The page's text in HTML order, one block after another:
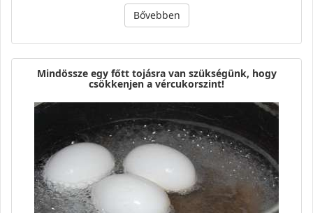
Bővebben
Mindössze egy főtt tojásra van szükségünk, hogy
csökkenjen a vércukorszint!